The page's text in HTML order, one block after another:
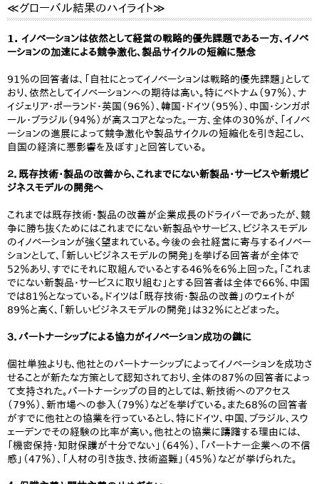
≪グローバル結果のハイライト≫
1. イノベーションは依然として経営の戦略的優先課題である一方、イノベ
ーションの加速による競争激化、製品サイクルの短縮に懸念
91％の回答者は、「自社にとってイノベーションは戦略的優先課題」として
おり、依然としてイノベーションへの期待は高い。特にベトナム（97％）、ナ
イジェリア・ポーランド・英国（96％）、韓国・ドイツ（95％）、中国・シンガポ
ール・ブラジル（94％）が高スコアとなった。一方、全体の30％が、「イノベ
ーションの進展によって競争激化や製品サイクルの短縮化を引き起こし、
自国の経済に悪影響を及ぼす」と回答している。
２．既存技術・製品の改善から、これまでにない新製品・サービスや新規ビ
ジネスモデルの開発へ
これまでは既存技術・製品の改善が企業成長のドライバーであったが、競
争に勝ち抜くためにはこれまでにない新製品やサービス、ビジネスモデル
のイノベーションが強く望まれている。今後の会社経営に寄与するイノベー
ションとして、「新しいビジネスモデルの開発」を挙げる回答者が全体で
52％あり、すでにそれに取組んでいるとする46％を6％上回った。「これま
でにない新製品・サービスに取り組む」とする回答者は全体で66％、中国
では81％となっている。ドイツは「既存技術・製品の改善」のウェイトが
89％と高く、「新しいビジネスモデルの開発」は32％にとどまった。
３．パートナーシップによる協力がイノベーション成功の鍵に
個社単独よりも、他社とのパートナーシップによってイノベーションを成功さ
せることが新たな方策として認知されており、全体の87％の回答者によっ
て支持された。パートナーシップの目的としては、新技術へのアクセス
（79％）、新市場への参入（79％）などを挙げている。また68％の回答者
がすでに他社との協業を行っているとし、特にドイツ、中国、ブラジル、スウ
ェーデンでその経験の比率が高い。他社との協業に躊躇する理由には、
「機密保持・知財保護が十分でない」（64％）、「パートナー企業への不信
感」（47％）、「人材の引き抜き、技術盗難」（45％）などが挙げられた。